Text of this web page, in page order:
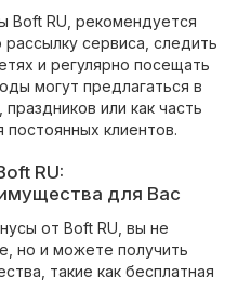
Boft RU, рекомендуется
сервиса, следить
и регулярно посещать
могут предлагаться в
или как часть
клиентов.
RU:
для Вас
от Boft RU, вы не
но и можете получить
такие как бесплатная